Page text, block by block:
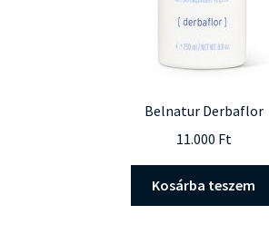
Belnatur Derbaflor
11.000 Ft
Kosárba teszem